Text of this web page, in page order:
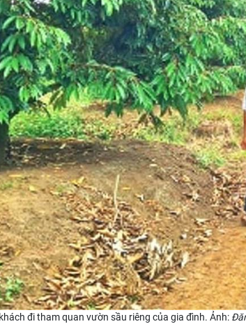
đi tham quan vườn sầu riêng của gia đình. Ảnh: